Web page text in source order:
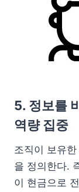
5. 정보를
역량 집중
조직이 보유
을 정의한다.
이 현금으로